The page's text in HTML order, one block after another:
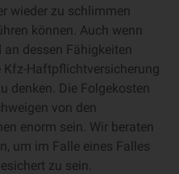
wieder zu schlimmen
können. Auch wenn
dessen Fähigkeiten
Kfz-Haftpflichtversicherung
denken. Die Folgekosten
von den
enorm sein. Wir beraten
um im Falle eines Falles
zu sein.